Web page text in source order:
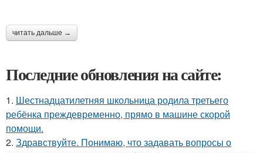
читать дальше →
Последние обновления на сайте:
1. Шестнадцатилетняя школьница родила третьего
ребёнка преждевременно, прямо в машине скорой
помощи.
2. Здравствуйте. Понимаю, что задавать вопросы о